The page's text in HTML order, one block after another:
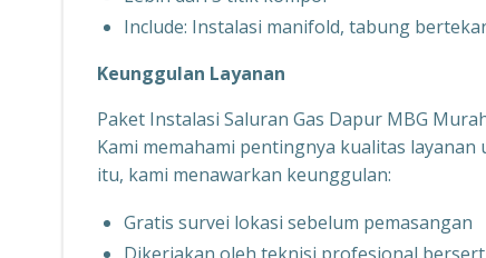
Include: Instalasi manifold, tabung
Keunggulan Layanan
Paket Instalasi Saluran Gas Dapur MBG
Kami memahami pentingnya kualitas
itu, kami menawarkan keunggulan:
Gratis survei lokasi sebelum pemasangan